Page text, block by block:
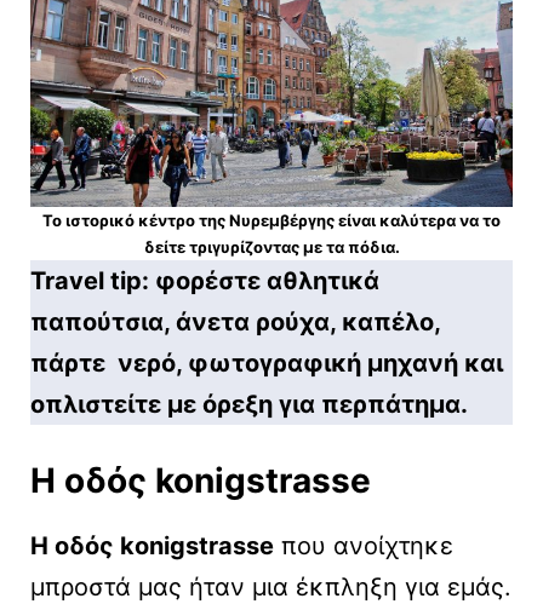
Το ιστορικό κέντρο της Νυρεμβέργης είναι καλύτερα να το
δείτε τριγυρίζοντας με τα πόδια.
Travel tip: φορέστε αθλητικά
παπούτσια, άνετα ρούχα, καπέλο,
πάρτε νερό, φωτογραφική μηχανή και
οπλιστείτε με όρεξη για περπάτημα.
Η οδός konigstrasse
Η οδός konigstrasse που ανοίχτηκε
μπροστά μας ήταν μια έκπληξη για εμάς.